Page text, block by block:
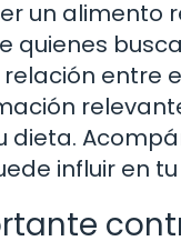
un alimento
quienes
entre
influir en tu